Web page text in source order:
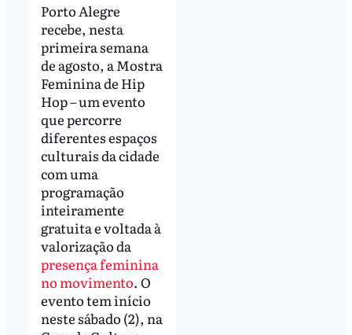
Porto Alegre
recebe, nesta
primeira semana
de agosto, a Mostra
Feminina de Hip
Hop – um evento
que percorre
diferentes espaços
culturais da cidade
com uma
programação
inteiramente
gratuita e voltada à
valorização da
presença feminina
no movimento. O
evento tem início
neste sábado (2), na